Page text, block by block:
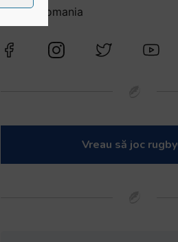
@rugbyromania
Vreau să joc rugby